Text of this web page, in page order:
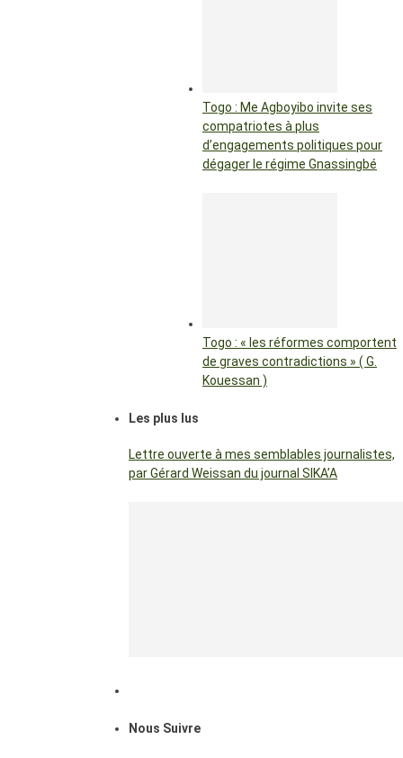
Togo : Me Agboyibo invite ses
compatriotes à plus
d’engagements politiques pour
dégager le régime Gnassingbé
Togo : « les réformes comportent
de graves contradictions » ( G.
Kouessan )
Les plus lus
Lettre ouverte à mes semblables journalistes,
par Gérard Weissan du journal SIKA’A
Nous Suivre